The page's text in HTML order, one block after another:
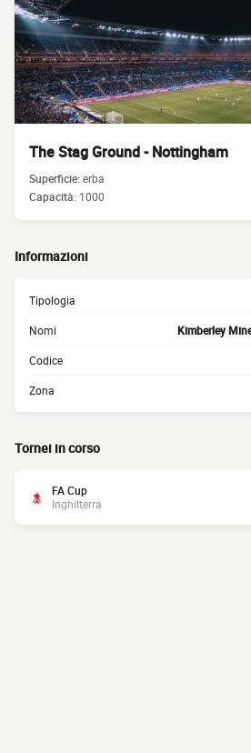
The Stag Ground - Nottingham
Superficie:erba
Capacità: 1000
Informazioni
Tipologia
Nomi Kimberley
Codice
Zona
Tornei in corso
FA Cup
Inghilterra